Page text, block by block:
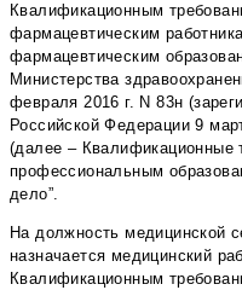
Квалификационным
фармацевтическим
фармацевтическим
Министерства
февраля 2016 г. N 83н
Российской Федерации 9
(далее – Квалификационные
профессиональным
дело”.
На должность медицинской
назначается медицинский
Квалификационным